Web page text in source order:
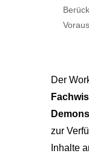
Der
zur
Inhalte